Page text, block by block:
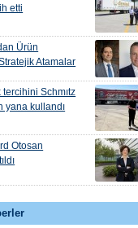
etti
Ürün
Atamalar
Schmıtz
yana kullandı
Otosan